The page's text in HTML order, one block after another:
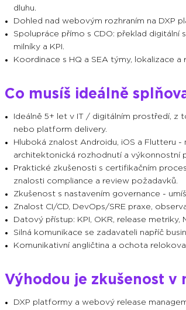
dluhu.
Dohled nad webovým rozhraním na DXP
Spolupráce přímo s CDO: překlad
milníky a KPI.
Koordinace s HQ a SEA týmy, lokalizace
Co musíš ideálně
Ideálně 5+ let v IT / digitálním prostředí, z
nebo platform delivery.
Hluboká znalost Androidu, iOS a Flutteru
architektonická rozhodnutí a výkonnostní
Praktické zkušenosti s certifikačním
znalosti compliance a review požadavků.
Zkušenost s nastavením governance -
Znalost CI/CD, DevOps/SRE praxe,
Datový přístup: KPI, OKR, release metriky,
Silná komunikace se zadavateli napříč
Komunikativní angličtina a ochota
Výhodou je zkušenost
DXP platformy a webový release